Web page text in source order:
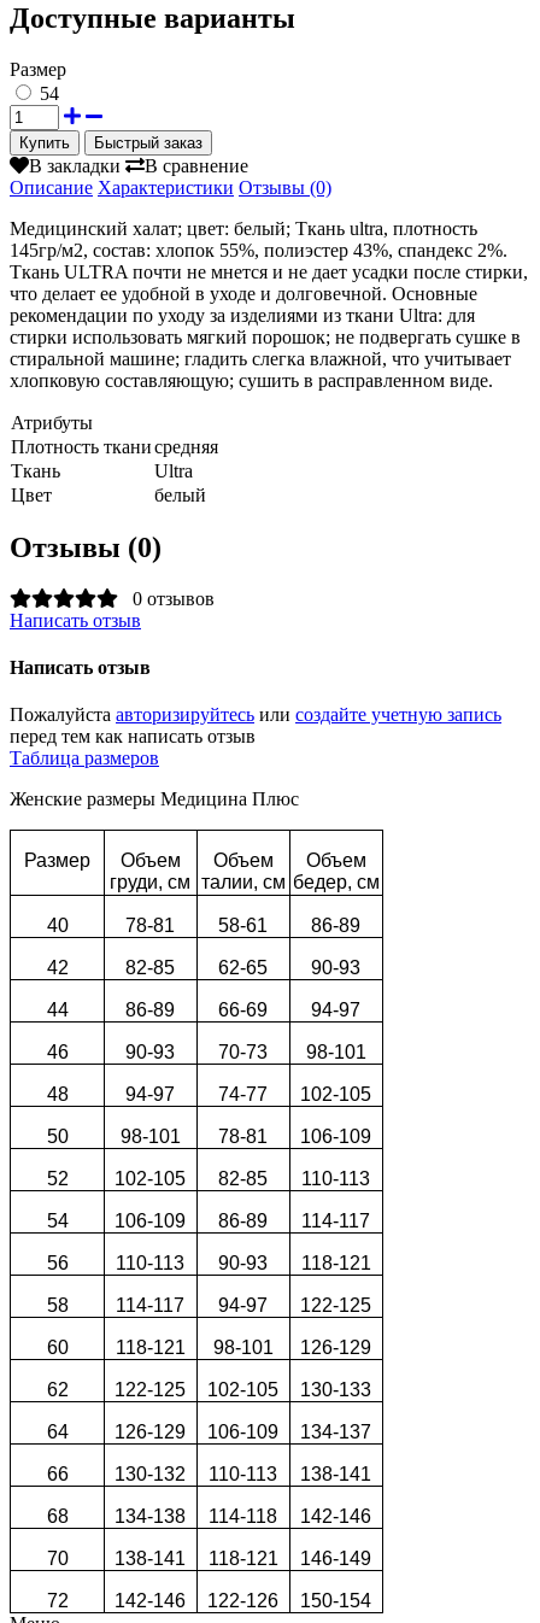
Доступные варианты
Размер
54
Быстрый заказ
В закладки
В сравнение
Описание Характеристики Отзывы (0)
Медицинский халат; цвет: белый; Ткань ultra, плотность
145гр/м2, состав: хлопок 55%, полиэстер 43%, спандекс 2%.
Ткань ULTRA почти не мнется и не дает усадки после стирки,
что делает ее удобной в уходе и долговечной. Основные
рекомендации по уходу за изделиями из ткани Ultra: для
стирки использовать мягкий порошок; не подвергать сушке в
стиральной машине; гладить слегка влажной, что учитывает
хлопковую составляющую; сушить в расправленном виде.
Атрибуты
Плотность тканисредняя
Ткань
Ultra
Цвет
белый
Отзывы (0)
0 отзывов
Написать отзыв
Написать отзыв
Пожалуйста авторизируйтесь или создайте учетную запись
перед тем как написать отзыв
Таблица размеров
Женские размеры Медицина Плюс
Размер
Объем
груди, см
Объем
талии, см
Объем
бедер, см
40 78-81 58-61 86-89
42 82-85 62-65 90-93
44 86-89 66-69 94-97
46 90-93 70-73 98-101
48 94-97 74-77 102-105
50 98-101 78-81 106-109
52 102-105 82-85 110-113
54 106-109 86-89 114-117
56 110-113 90-93 118-121
58 114-117 94-97 122-125
60 118-121 98-101 126-129
62 122-125 102-105 130-133
64 126-129 106-109 134-137
66 130-132 110-113 138-141
68 134-138 114-118 142-146
70 138-141 118-121 146-149
72 142-146 122-126
150-154